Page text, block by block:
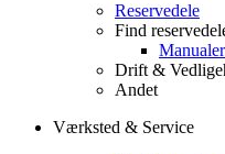
Reservedele
Find
Drift &
Andet
Værksted & Service